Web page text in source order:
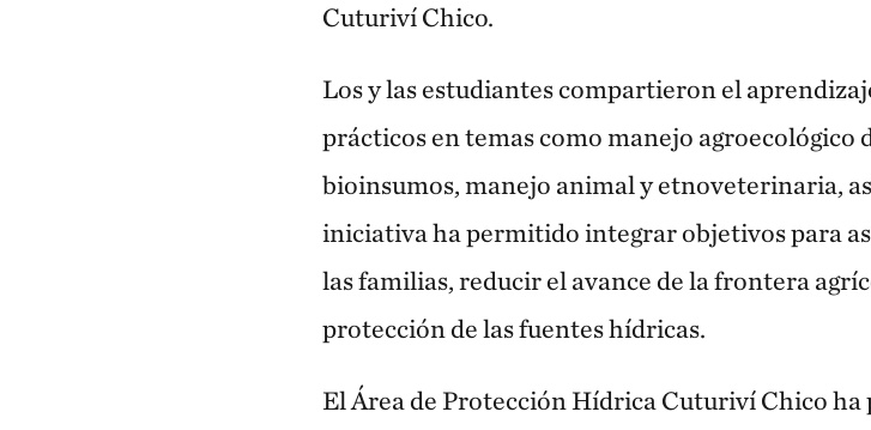
Cuturiví Chico.
Los y las estudiantes compartieron el
prácticos en temas como manejo agroecológico
bioinsumos, manejo animal y etnoveterinaria,
iniciativa ha permitido integrar objetivos para
las familias, reducir el avance de la frontera
protección de las fuentes hídricas.
El Área de Protección Hídrica Cuturiví Chico